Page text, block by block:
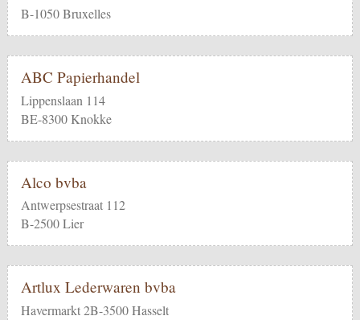
B-1050 Bruxelles
ABC Papierhandel
Lippenslaan 114
BE-8300 Knokke
Alco bvba
Antwerpsestraat 112
B-2500 Lier
Artlux Lederwaren bvba
Havermarkt 2B-3500 Hasselt